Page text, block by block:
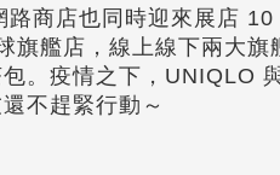
路商店也同時迎來展店
旗艦店，線上線下兩大
。疫情之下，UNIQLO
不趕緊行動～